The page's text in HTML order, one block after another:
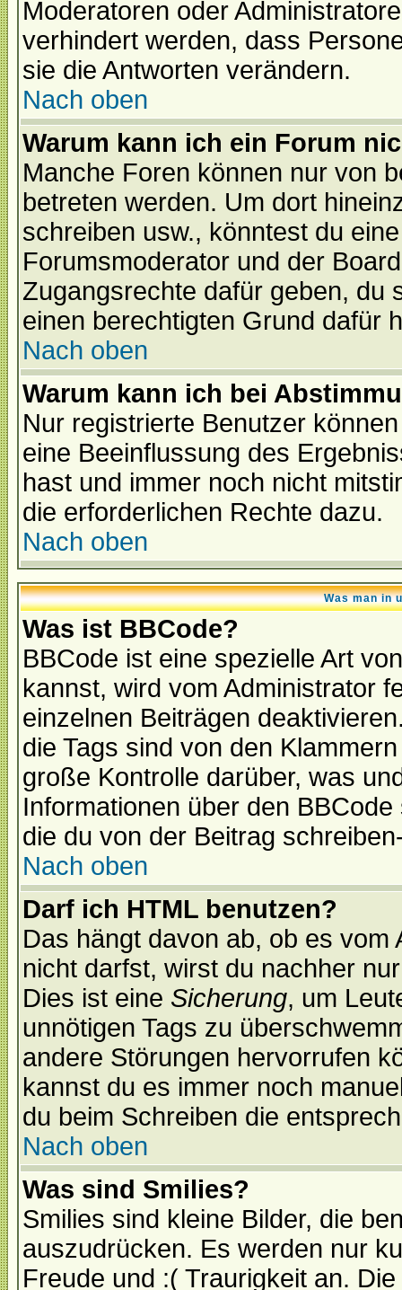
Moderatoren oder
verhindert werden, dass
sie die Antworten verändern.
Nach oben
Warum kann ich ein Forum
Manche Foren können nur von
betreten werden. Um dort
schreiben usw., könntest du
Forumsmoderator und der
Zugangsrechte dafür geben, du
einen berechtigten Grund dafür
Nach oben
Warum kann ich bei
Nur registrierte Benutzer
eine Beeinflussung des
hast und immer noch nicht
die erforderlichen Rechte dazu.
Nach oben
Was man in
Was ist BBCode?
BBCode ist eine spezielle Art
kannst, wird vom Administrator
einzelnen Beiträgen
die Tags sind von den
große Kontrolle darüber, was
Informationen über den
die du von der Beitrag
Nach oben
Darf ich HTML benutzen?
Das hängt davon ab, ob es
nicht darfst, wirst du nachher
Dies ist eine Sicherung, um
unnötigen Tags zu
andere Störungen hervorrufen
kannst du es immer noch
du beim Schreiben die
Nach oben
Was sind Smilies?
Smilies sind kleine Bilder, die
auszudrücken. Es werden nur
Freude und :( Traurigkeit an.